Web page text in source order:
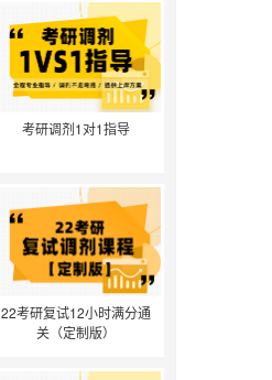
考研调剂1对1指导
22考研复试12小时满分通
关（定制版）